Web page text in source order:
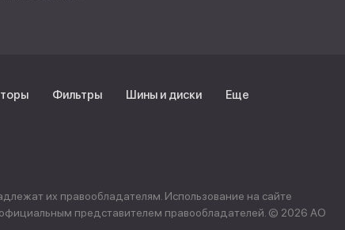
Фильтры Шины и диски Еще
их правообладателям. Использование на сайте
официальным представителем правообладателей. © 2026 АО